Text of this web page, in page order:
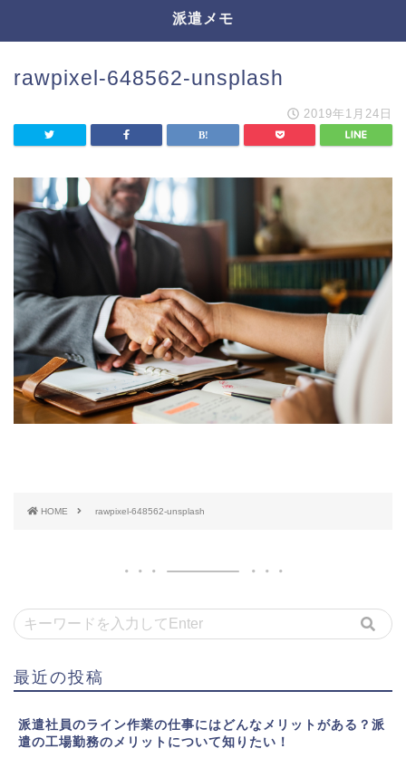
派遣メモ
rawpixel-648562-unsplash
2019年1月24日
HOME rawpixel-648562-unsplash
最近の投稿
派遣社員のライン作業の仕事にはどんなメリットがある？派
遣の工場勤務のメリットについて知りたい！